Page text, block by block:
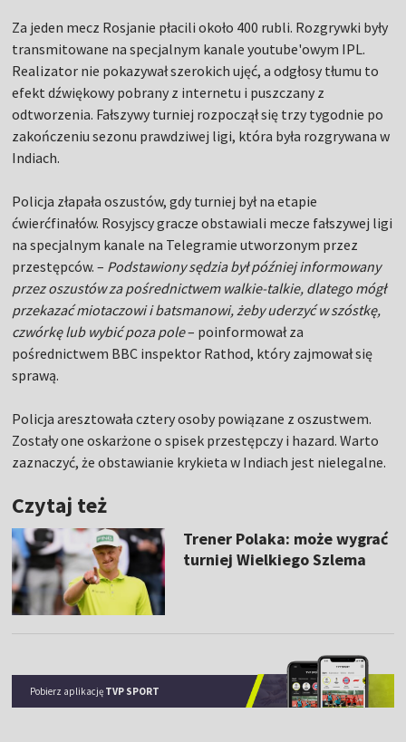
Za jeden mecz Rosjanie płacili około 400 rubli. Rozgrywki były
transmitowane na specjalnym kanale youtube'owym IPL.
Realizator nie pokazywał szerokich ujęć, a odgłosy tłumu to
efekt dźwiękowy pobrany z internetu i puszczany z
odtworzenia. Fałszywy turniej rozpoczął się trzy tygodnie po
zakończeniu sezonu prawdziwej ligi, która była rozgrywana w
Indiach.
Policja złapała oszustów, gdy turniej był na etapie
ćwierćfinałów. Rosyjscy gracze obstawiali mecze fałszywej ligi
na specjalnym kanale na Telegramie utworzonym przez
przestępców. – Podstawiony sędzia był później informowany
przez oszustów za pośrednictwem walkie-talkie, dlatego mógł
przekazać miotaczowi i batsmanowi, żeby uderzyć w szóstkę,
czwórkę lub wybić poza pole– poinformował za
pośrednictwem BBC inspektor Rathod, który zajmował się
sprawą.
Policja aresztowała cztery osoby powiązane z oszustwem.
Zostały one oskarżone o spisek przestępczy i hazard. Warto
zaznaczyć, że obstawianie krykieta w Indiach jest nielegalne.
Czytaj też
Trener Polaka: może wygrać
turniej Wielkiego Szlema
Pobierz aplikację TVP SPORT